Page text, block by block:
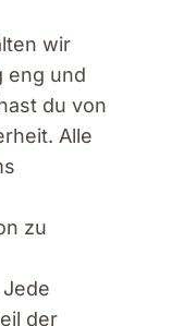
wir
eng und
du von
Alle
zu
der